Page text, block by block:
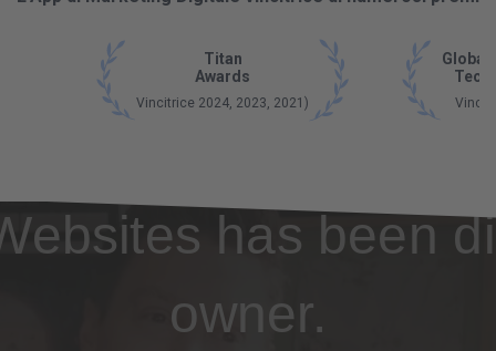
Titan
Awards
Vincitrice 2024, 2023, 2021)
Global
Tech
has been
owner.